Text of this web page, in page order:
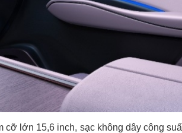
cỡ lớn 15,6 inch, sạc không dây công